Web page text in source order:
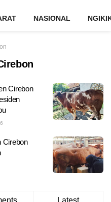
NASIONAL
Cirebon
Cirebon
Latest